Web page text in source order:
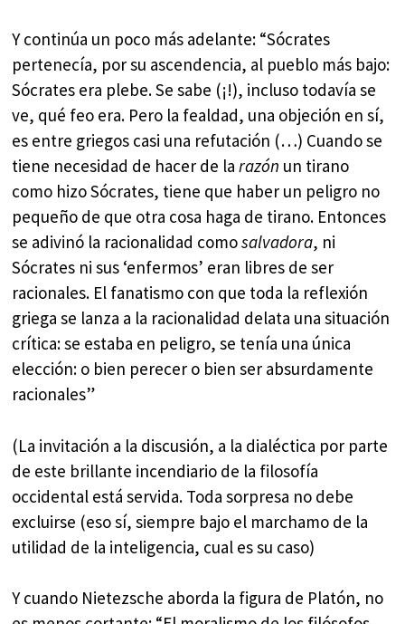
Y continúa un poco más adelante: “Sócrates
pertenecía, por su ascendencia, al pueblo más bajo:
Sócrates era plebe. Se sabe (¡!), incluso todavía se
ve, qué feo era. Pero la fealdad, una objeción en sí,
es entre griegos casi una refutación (…) Cuando se
tiene necesidad de hacer de larazón un tirano
como hizo Sócrates, tiene que haber un peligro no
pequeño de que otra cosa haga de tirano. Entonces
se adivinó la racionalidad comosalvadora, ni
Sócrates ni sus ‘enfermos’ eran libres de ser
racionales. El fanatismo con que toda la reflexión
griega se lanza a la racionalidad delata una situación
crítica: se estaba en peligro, se tenía una única
elección: o bien perecer o bien ser absurdamente
racionales”
(La invitación a la discusión, a la dialéctica por parte
de este brillante incendiario de la filosofía
occidental está servida. Toda sorpresa no debe
excluirse (eso sí, siempre bajo el marchamo de la
utilidad de la inteligencia, cual es su caso)
Y cuando Nietezsche aborda la figura de Platón, no